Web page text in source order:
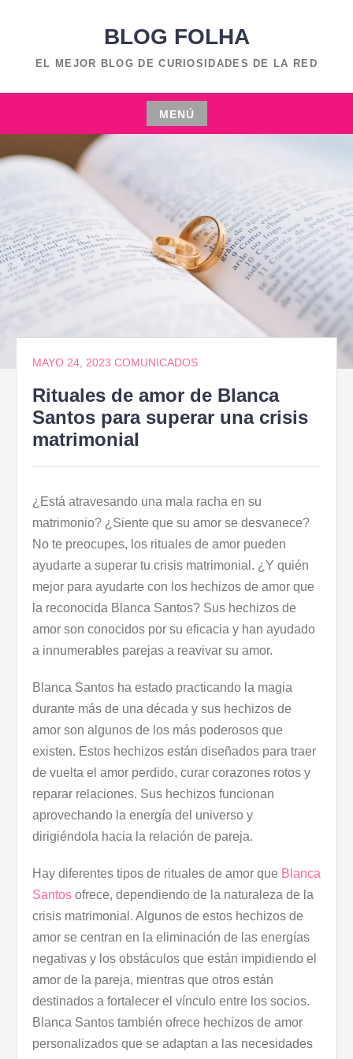
BLOG FOLHA
EL MEJOR BLOG DE CURIOSIDADES DE LA RED
MENÚ
Saltar
al
MAYO 24, 2023 COMUNICADOS
Rituales de amor de Blanca
Santos para superar una crisis
matrimonial
¿Está atravesando una mala racha en su
matrimonio? ¿Siente que su amor se desvanece?
No te preocupes, los rituales de amor pueden
ayudarte a superar tu crisis matrimonial. ¿Y quién
mejor para ayudarte con los hechizos de amor que
la reconocida Blanca Santos? Sus hechizos de
amor son conocidos por su eficacia y han ayudado
a innumerables parejas a reavivar su amor.
Blanca Santos ha estado practicando la magia
durante más de una década y sus hechizos de
amor son algunos de los más poderosos que
existen. Estos hechizos están diseñados para traer
de vuelta el amor perdido, curar corazones rotos y
reparar relaciones. Sus hechizos funcionan
aprovechando la energía del universo y
dirigiéndola hacia la relación de pareja.
Hay diferentes tipos de rituales de amor que Blanca
Santos ofrece, dependiendo de la naturaleza de la
crisis matrimonial. Algunos de estos hechizos de
amor se centran en la eliminación de las energías
negativas y los obstáculos que están impidiendo el
amor de la pareja, mientras que otros están
destinados a fortalecer el vínculo entre los socios.
Blanca Santos también ofrece hechizos de amor
personalizados que se adaptan a las necesidades